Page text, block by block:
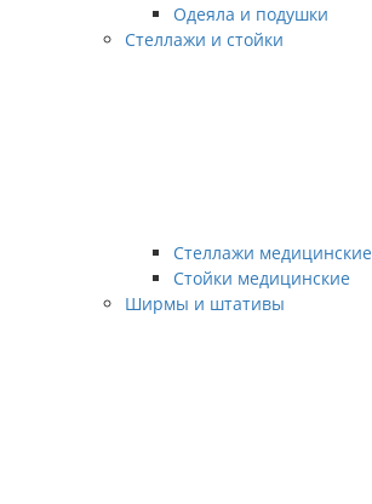
Одеяла и подушки
Стеллажи и стойки
Стеллажи медицинские
Стойки медицинские
Ширмы и штативы